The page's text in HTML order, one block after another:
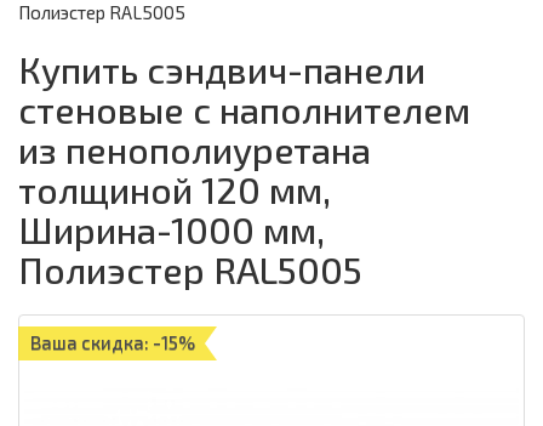
Полиэстер RAL5005
Купить сэндвич-панели
стеновые с наполнителем
из пенополиуретана
толщиной 120 мм,
Ширина-1000 мм,
Полиэстер RAL5005
Ваша скидка: -15%